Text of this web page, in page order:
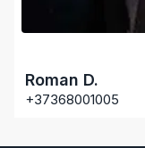
Roman D.
+37368001005